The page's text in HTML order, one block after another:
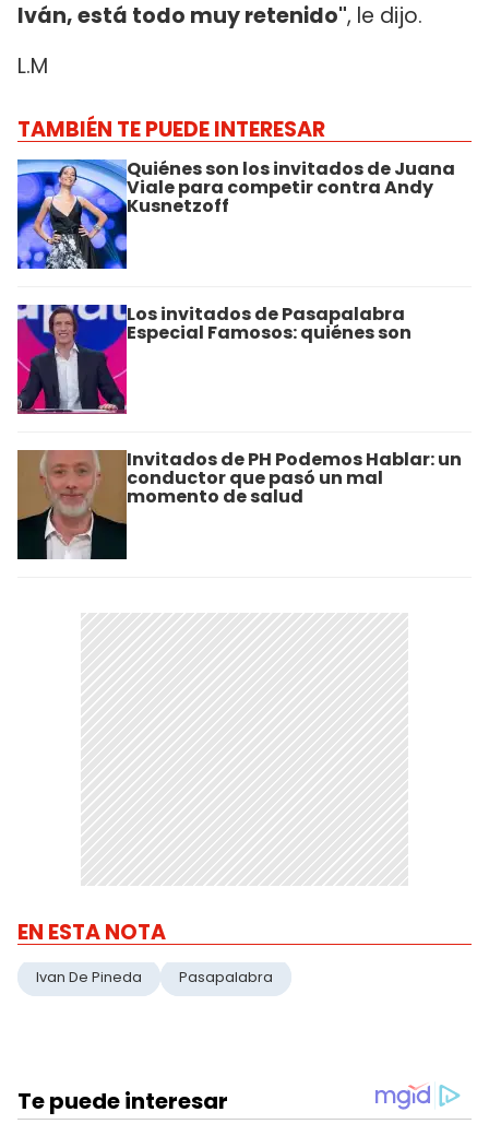
Iván, está todo muy retenido", le dijo.
L.M
TAMBIÉN TE PUEDE INTERESAR
Quiénes son los invitados de Juana
Viale para competir contra Andy
Kusnetzoff
Los invitados de Pasapalabra
Especial Famosos: quiénes son
Invitados de PH Podemos Hablar: un
conductor que pasó un mal
momento de salud
EN ESTA NOTA
Ivan De Pineda Pasapalabra